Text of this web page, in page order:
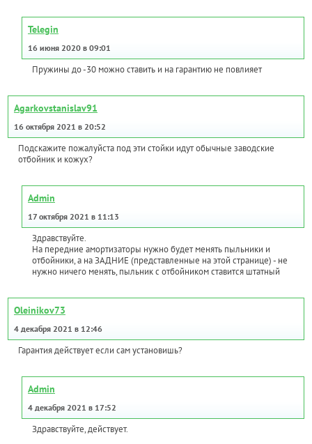
Telegin
16 июня 2020 в 09:01
Пружины до -30 можно ставить и на гарантию не повлияет
Agarkovstanislav91
16 октября 2021 в 20:52
Подскажите пожалуйста под эти стойки идут обычные заводские
отбойник и кожух?
Admin
17 октября 2021 в 11:13
Здравствуйте.
На передние амортизаторы нужно будет менять пыльники и
отбойники, а на ЗАДНИЕ (представленные на этой странице) - не
нужно ничего менять, пыльник с отбойником ставится штатный
Oleinikov73
4 декабря 2021 в 12:46
Гарантия действует если сам установишь?
Admin
4 декабря 2021 в 17:52
Здравствуйте, действует.